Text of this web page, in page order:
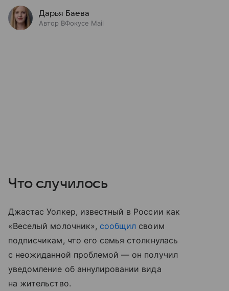
Дарья Баева
Автор ВФокусе Mail
Что случилось
Джастас Уолкер, известный в России как
«Веселый молочник», сообщил своим
подписчикам, что его семья столкнулась
с неожиданной проблемой — он получил
уведомление об аннулировании вида
на жительство.